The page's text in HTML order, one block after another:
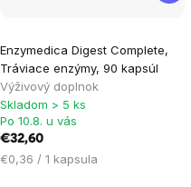
Enzymedica Digest Complete,
Tráviace enzýmy, 90 kapsúl
Výživový doplnok
hodnotenie
produktu
je
5,0
z
5
Skladom > 5 ks
Po 10.8. u vás
€32,60
Jednotková
€0,36 / 1 kapsula